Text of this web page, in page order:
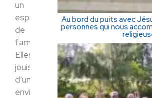
un
esprit
de
famille.
Elles
jouissent
d’un
environnement
Au bord du puits avec
personnes qui nous